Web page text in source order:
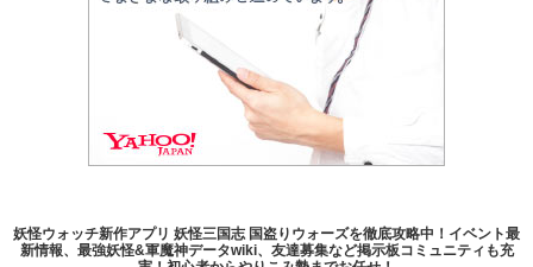
妖怪ウォッチ新作アプリ 妖怪三国志 国盗りウォーズを徹底攻略中！イベント最
新情報、最強妖怪&軍魔神データwiki、友達募集など掲示板コミュニティも充